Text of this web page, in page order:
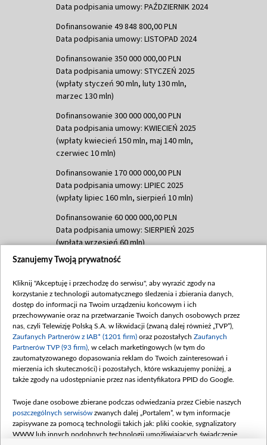
Data podpisania umowy: PAŹDZIERNIK 2024
Dofinansowanie 49 848 800,00 PLN
Data podpisania umowy: LISTOPAD 2024
Dofinansowanie 350 000 000,00 PLN
Data podpisania umowy: STYCZEŃ 2025
(wpłaty styczeń 90 mln, luty 130 mln,
marzec 130 mln)
Dofinansowanie 300 000 000,00 PLN
Data podpisania umowy: KWIECIEŃ 2025
(wpłaty kwiecień 150 mln, maj 140 mln,
czerwiec 10 mln)
Dofinansowanie 170 000 000,00 PLN
Data podpisania umowy: LIPIEC 2025
(wpłaty lipiec 160 mln, sierpień 10 mln)
Dofinansowanie 60 000 000,00 PLN
Data podpisania umowy: SIERPIEŃ 2025
(wpłata wrzesień 60 mln)
Dofinansowanie 635 783 051,21 PLN
(wpłata wrzesień 100 mln, październik 350
mln, listopad 265 mln)
Dofinansowanie 48 862 000,00 PLN
Data podpisania umowy: GRUDZIEŃ 2025
(wpłata grudzień 60,548 mln)
Dofinansowanie 900 000 000,00 PLN
Data podpisania umowy: LUTY 2026 (wpłata
kwiecień 180 mln, 7 maja 180 mln, 8
czerwca 90 mln)
Dofinansowanie 250 000 000,00 PLN
Szanujemy Twoją prywatność
Kliknij "Akceptuję i przechodzę do serwisu", aby wyrazić zgody na
korzystanie z technologii automatycznego śledzenia i zbierania danych,
dostęp do informacji na Twoim urządzeniu końcowym i ich
przechowywanie oraz na przetwarzanie Twoich danych osobowych przez
nas, czyli Telewizję Polską S.A. w likwidacji (zwaną dalej również „TVP”),
Zaufanych Partnerów z IAB* (1201 firm) oraz pozostałych Zaufanych
Partnerów TVP (93 firm) , w celach marketingowych (w tym do
zautomatyzowanego dopasowania reklam do Twoich zainteresowań i
mierzenia ich skuteczności) i pozostałych, które wskazujemy poniżej, a
także zgody na udostępnianie przez nas identyfikatora PPID do Google.
Twoje dane osobowe zbierane podczas odwiedzania przez Ciebie naszych
poszczególnych serwisów zwanych dalej „Portalem”, w tym informacje
zapisywane za pomocą technologii takich jak: pliki cookie, sygnalizatory
WWW lub innych podobnych technologii umożliwiających świadczenie